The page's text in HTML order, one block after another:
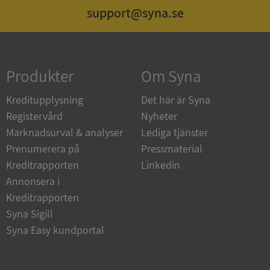
support@syna.se
Produkter
Kreditupplysning
Registervård
Marknadsurval & analyser
Prenumerera på
Kreditrapporten
Annonsera i
Kreditrapporten
Syna Sigill
Syna Easy kundportal
Om Syna
Det här är Syna
Nyheter
Lediga tjänster
Pressmaterial
Linkedin
Strikt nödvändiga kakor tillåter
kärnwebbplatsfunktioner som användarinloggning
och kontohantering. Webbplatsen kan inte
användas ordentligt utan strikt nödvändiga cookies.
Namn
Leverantör
Domän
Microsoft
Corporation